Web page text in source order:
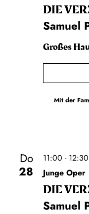
DIE
Samuel
Großes
Mit der
Do
28
11:00 - 12:30
Junge Oper
DIE
Samuel